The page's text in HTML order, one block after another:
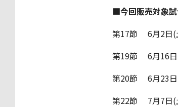
■今回販売対象
第17節 6月2
第19節 6月
第20節 6月23
第22節 7月7日